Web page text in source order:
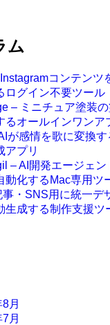
ム
コンテンツ
ログイン不要ツール
– ミニチュア塗装
るオールインワンア
が感情を歌に変換
アプリ
– AI開発エージェン
動化するMac専用ツ
・SNS用に統一デ
生成する制作支援ツ
月
月